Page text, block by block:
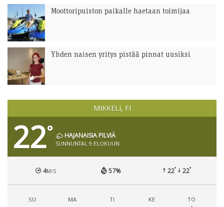
Moottoripuiston paikalle haetaan toimijaa
Yhden naisen yritys pistää pinnat uusiksi
MIKKELI, FI
22° HAJANAISIA PILVIÄ
SUNNUNTAI, 9 ELOKUUN
4M/S 57% 22° 22°
SU MA TI KE TO